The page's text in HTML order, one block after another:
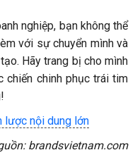
nghiệp, bạn không thể
với sự chuyển mình và
Hãy trang bị cho mình
chiến chinh phục trái tim
lược nội dung lớn
brandsvietnam.com